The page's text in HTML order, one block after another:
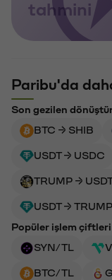
tahmini
Paribu'da
Son gezilen
BTC → SHIB
USDT → USDC
TRUMP →
USDT → TRUMP
Popüler işlem çiftleri
SYN/TL
BTC/TL